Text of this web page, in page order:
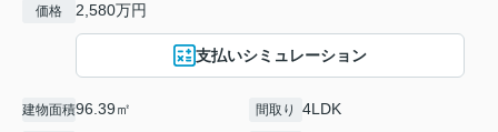
価格 2,580万円
支払いシミュレーション
建物面積96.39㎡ 間取り 4LDK